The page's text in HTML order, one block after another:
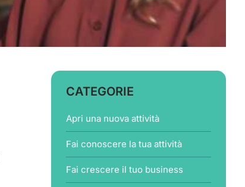
CATEGORIE
Apri una nuova attività
Fai conoscere la tua attività
Fai crescere il tuo business